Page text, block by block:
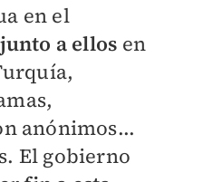
en el
a ellos en
anónimos...
El gobierno